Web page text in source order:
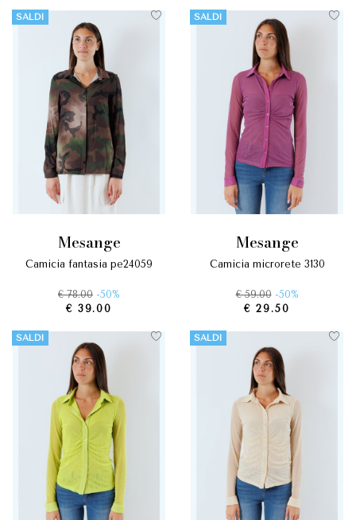
SALDI
mesange
camicia fantasia pe24059
€ 78.00 -50%
€ 39.00
SALDI
mesange
camicia microrete 3130
€ 59.00 -50%
€ 29.50
SALDI SALDI